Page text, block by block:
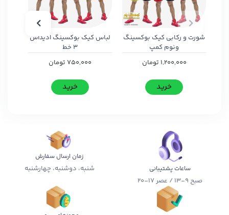
شورت و رکابی کیک بوکسینگ
ونوم کمپ
1,200,000 تومان
خرید
لباس کیک بوکسینگ ادیداس
3 خط
750,000 تومان
خرید
ساعات پشتیبانی
صبح 9-13 / عصر 17-20
زمان ارسال سفارش
شنبه، دوشنبه، چهارشنبه